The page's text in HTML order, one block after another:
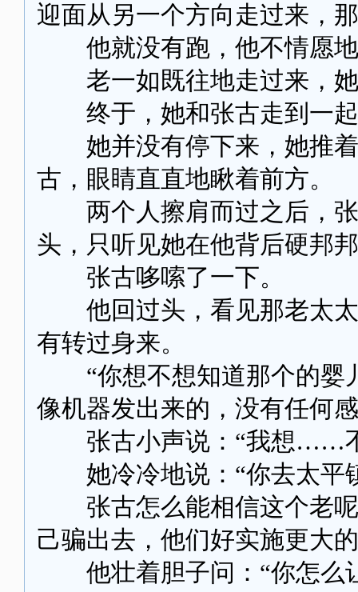
迎面从另一个方向走过来，
他就没有跑，他不情愿地
老一如既往地走过来，她
终于，她和张古走到一起
她并没有停下来，她推着
古，眼睛直直地瞅着前方。
两个人擦肩而过之后，张
头，只听见她在他背后硬邦
张古哆嗦了一下。
他回过头，看见那老太太
有转过身来。
“你想不想知道那个的婴
像机器发出来的，没有任何
张古小声说：“我想……
她冷冷地说：“你去太平
张古怎么能相信这个老呢
己骗出去，他们好实施更大
他壮着胆子问：“你怎么